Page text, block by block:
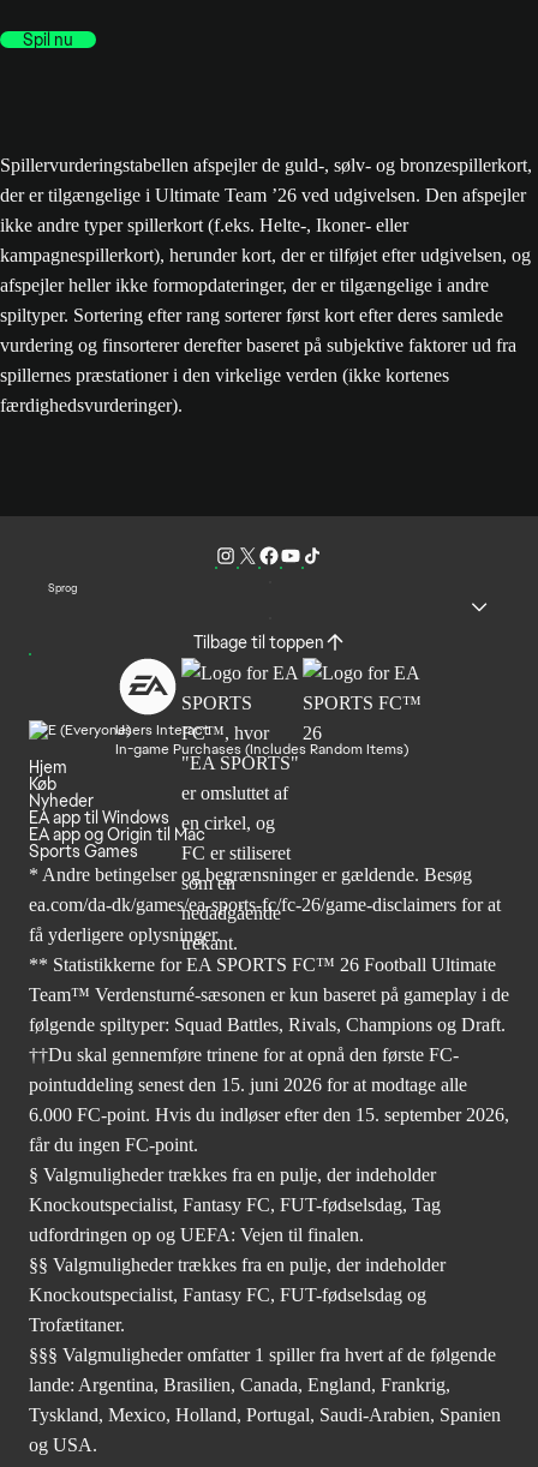
Spil nu
Spillervurderingstabellen afspejler de guld-, sølv- og bronzespillerkort,
der er tilgængelige i Ultimate Team ’26 ved udgivelsen. Den afspejler
ikke andre typer spillerkort (f.eks. Helte-, Ikoner- eller
kampagnespillerkort), herunder kort, der er tilføjet efter udgivelsen, og
afspejler heller ikke formopdateringer, der er tilgængelige i andre
spiltyper. Sortering efter rang sorterer først kort efter deres samlede
vurdering og finsorterer derefter baseret på subjektive faktorer ud fra
spillernes præstationer i den virkelige verden (ikke kortenes
færdighedsvurderinger).
Sprog
Tilbage til toppen
Users Interact
In-game Purchases (Includes Random Items)
Hjem
Køb
Nyheder
EA app til Windows
EA app og Origin til Mac
Sports Games
* Andre betingelser og begrænsninger er gældende. Besøg
ea.com/da-dk/games/ea-sports-fc/fc-26/game-disclaimers for at
få yderligere oplysninger.
** Statistikkerne for EA SPORTS FC™ 26 Football Ultimate
Team™ Verdensturné-sæsonen er kun baseret på gameplay i de
følgende spiltyper: Squad Battles, Rivals, Champions og Draft.
††Du skal gennemføre trinene for at opnå den første FC-
pointuddeling senest den 15. juni 2026 for at modtage alle
6.000 FC-point. Hvis du indløser efter den 15. september 2026,
får du ingen FC-point.
§ Valgmuligheder trækkes fra en pulje, der indeholder
Knockoutspecialist, Fantasy FC, FUT-fødselsdag, Tag
udfordringen op og UEFA: Vejen til finalen.
§§ Valgmuligheder trækkes fra en pulje, der indeholder
Knockoutspecialist, Fantasy FC, FUT-fødselsdag og
Trofætitaner.
§§§ Valgmuligheder omfatter 1 spiller fra hvert af de følgende
lande: Argentina, Brasilien, Canada, England, Frankrig,
Tyskland, Mexico, Holland, Portugal, Saudi-Arabien, Spanien
og USA.